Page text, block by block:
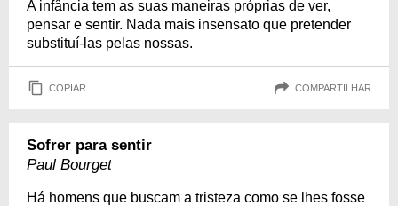
A infância tem as suas maneiras próprias de ver,
pensar e sentir. Nada mais insensato que pretender
substituí-las pelas nossas.
COPIAR COMPARTILHAR
Sofrer para sentir
Paul Bourget
Há homens que buscam a tristeza como se lhes fosse